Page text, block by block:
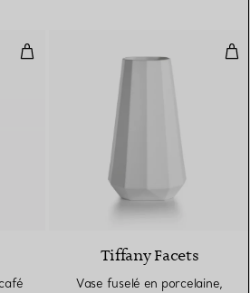
Coffret grande tasse à café en
Tiffany Facets
Vase fuselé en porcelaine,